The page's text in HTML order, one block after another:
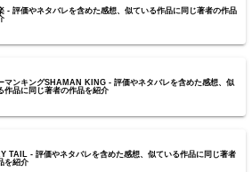
- 評価やネタバレを含めた感想、似ている作品に同じ著者の作品
マンキングSHAMAN KING - 評価やネタバレを含めた感想、似
作品に同じ著者の作品を紹介
TAIL - 評価やネタバレを含めた感想、似ている作品に同じ著者
を紹介